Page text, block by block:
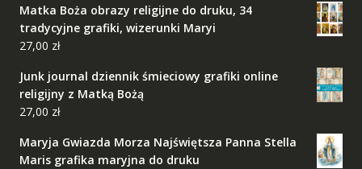
Matka Boża obrazy religijne do druku, 34
tradycyjne grafiki, wizerunki Maryi
27,00 zł
Junk journal dziennik śmieciowy grafiki online
religijny z Matką Bożą
27,00 zł
Maryja Gwiazda Morza Najświętsza Panna Stella
Maris grafika maryjna do druku